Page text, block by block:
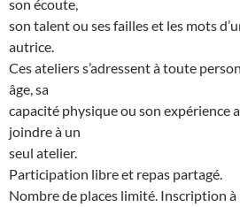
son écoute,
son talent ou ses failles et les mots
autrice.
Ces ateliers s’adressent à toute
âge, sa
capacité physique ou son expérience
joindre à un
seul atelier.
Participation libre et repas partagé.
Nombre de places limité. Inscription à